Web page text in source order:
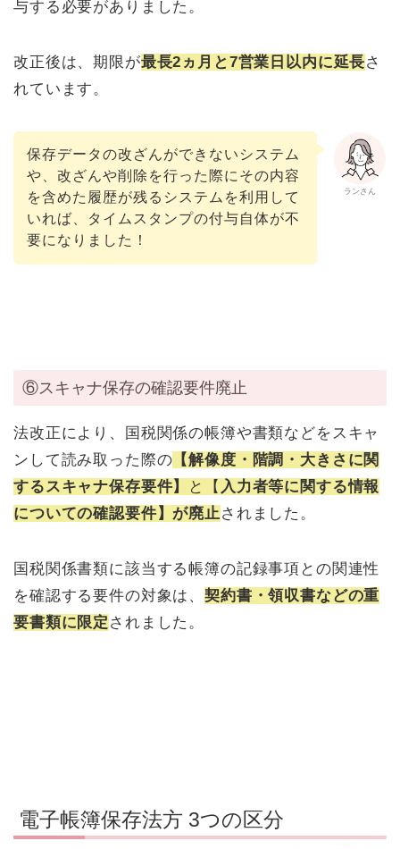
与する必要がありました。
改正後は、期限が最長2ヵ月と7営業日以内に延長さ
れています。
ランさん
保存データの改ざんができないシステム
や、改ざんや削除を行った際にその内容
を含めた履歴が残るシステムを利用して
いれば、タイムスタンプの付与自体が不
要になりました！
⑥スキャナ保存の確認要件廃止
法改正により、国税関係の帳簿や書類などをスキャ
ンして読み取った際の 【解像度・階調・大きさに関
するスキャナ保存要件】
と 【 入力者等に関する情報
についての確認要件】が廃止 されました。
国税関係書類に該当する帳簿の記録事項との関連性
を確認する要件の対象は、契約書・領収書などの重
要書類に限定 されました。
電子帳簿保存法方 3つの区分